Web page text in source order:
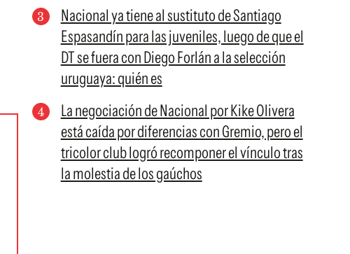
Nacional ya tiene al sustituto de Santiago
Espasandín para las juveniles, luego de que el
DT se fuera con Diego Forlán a la selección
uruguaya: quién es
La negociación de Nacional por Kike Olivera
está caída por diferencias con Gremio, pero el
tricolor club logró recomponer el vínculo tras
la molestia de los gaúchos